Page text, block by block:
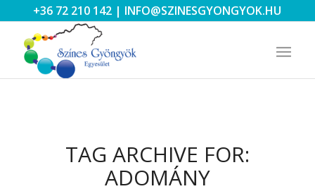
+36 72 210 142 | INFO@SZINESGYONGYOK.HU
TAG ARCHIVE FOR:
ADOMÁNY